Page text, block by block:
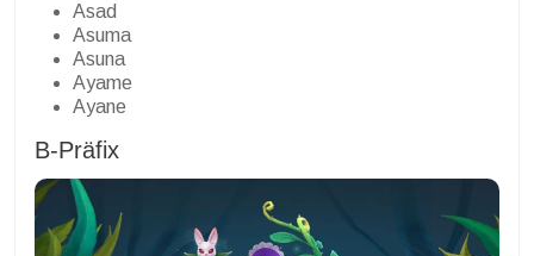
Asad
Asuma
Asuna
Ayame
Ayane
B-Präfix